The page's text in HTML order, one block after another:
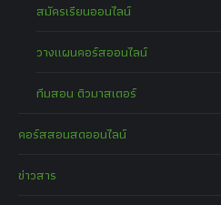
สมัครเรียนออนไลน์
วางแผนคอร์สออนไลน์
ทีมสอน ติวมาสเตอร์
คอร์สสอนสดออนไลน์
ข่าวสาร